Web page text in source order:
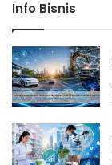
Info Bisnis